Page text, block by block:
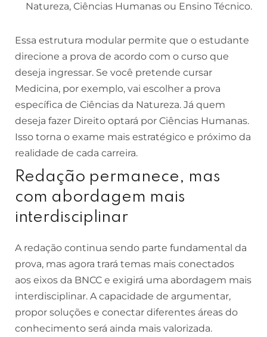
Natureza, Ciências Humanas ou Ensino Técnico.
Essa estrutura modular permite que o estudante
direcione a prova de acordo com o curso que
deseja ingressar. Se você pretende cursar
Medicina, por exemplo, vai escolher a prova
específica de Ciências da Natureza. Já quem
deseja fazer Direito optará por Ciências Humanas.
Isso torna o exame mais estratégico e próximo da
realidade de cada carreira.
Redação permanece, mas
com abordagem mais
interdisciplinar
A redação continua sendo parte fundamental da
prova, mas agora trará temas mais conectados
aos eixos da BNCC e exigirá uma abordagem mais
interdisciplinar. A capacidade de argumentar,
propor soluções e conectar diferentes áreas do
conhecimento será ainda mais valorizada.